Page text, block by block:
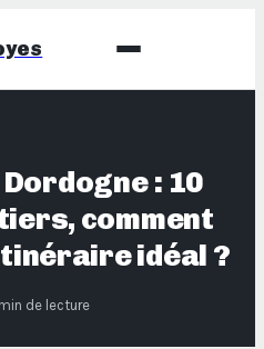
: 10
comment
idéal ?
de lecture